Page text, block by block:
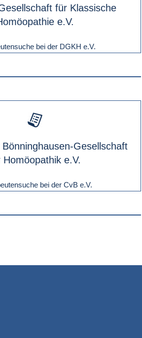
für Klassische
e.V.
bei der DGKH e.V.
Gesellschaft
Homöopathik e.V.
bei der CvB e.V.